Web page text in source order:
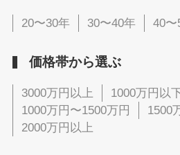
20〜30年 30〜40年 40〜
価格帯から選ぶ
3000万円以上
1000万円以
1000万円〜1500万円
1500
2000万円以上